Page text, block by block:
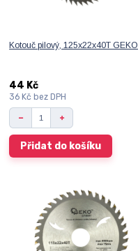
Kotouč pilový, 125x22x40T GEKO
44 Kč
36 Kč bez DPH
Přidat do košíku